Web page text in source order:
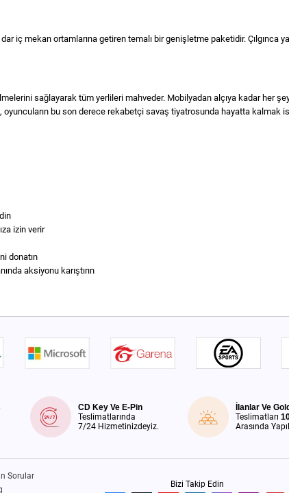
iç mekan ortamlarına getiren temalı bir genişletme paketidir.
sağlayarak tüm yerlileri mahveder. Mobilyadan alçıya kadar her
oyuncuların bu son derece rekabetçi savaş tiyatrosunda hayatta kalmak
izin verir
donatın
aksiyonu karıştırın
CD Key Ve E-Pin
Teslimatlarında
7/24 Hizmetinizdeyiz.
İlanlar Ve Gold
Teslimatları
Arasında
Sorular
Bizi Takip Edin